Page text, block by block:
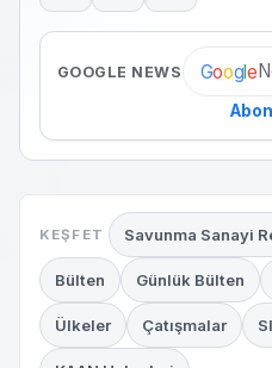
GOOGLE NEWS Google
KEŞFET Savunma Sanayi
Bülten Günlük Bülten
Ülkeler Çatışmalar